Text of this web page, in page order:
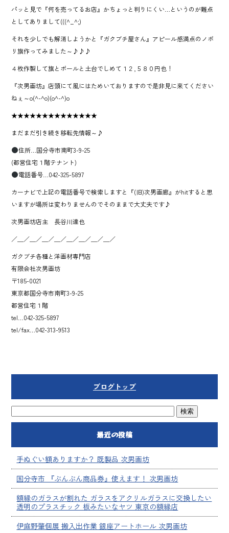
パッと見で『何を売ってるお店』かちょっと判りにくい…というのが難点
としてありまして(((^_^;)
それを少しでも解消しようかと『ガクブチ屋さん』アピール感満点のノボ
リ旗作ってみました～♪♪♪
４枚作製して旗とポールと土台でしめて１２,５８０円也！
『次男画坊』店頭にて風にはためいておりますので是非見に来てください
ねぇ～o(^-^o)(o^-^)o
★★★★★★★★★★★★★★
まだまだ引き続き移転先情報～♪
住所…国分寺市南町3-9-25
(都営住宅１階テナント)
電話番号…042-325-5897
カーナビで上記の電話番号で検索しますと『(旧)次男画廊』がhitすると思
いますが場所は変わりませんのでそのままで大丈夫です♪
次男画坊店主 長谷川達也
／＿／＿／＿／＿／＿／＿／＿／＿／
ガクブチ各種と洋画材専門店
有限会社次男画坊
〒185-0021
東京都国分寺市南町3-9-25
都営住宅１階
tel…042-325-5897
tel/fax…042-313-9513
ブログトップ
最近の投稿
手ぬぐい額ありますか？ 既製品 次男画坊
国分寺市 『ぶんぶん商品券』使えます！ 次男画坊
額縁のガラスが割れた ガラスをアクリルガラスに交換したい
透明のプラスチック 板みたいなヤツ 東京の額縁店
伊庭野肇個展 搬入出作業 銀座アートホール 次男画坊